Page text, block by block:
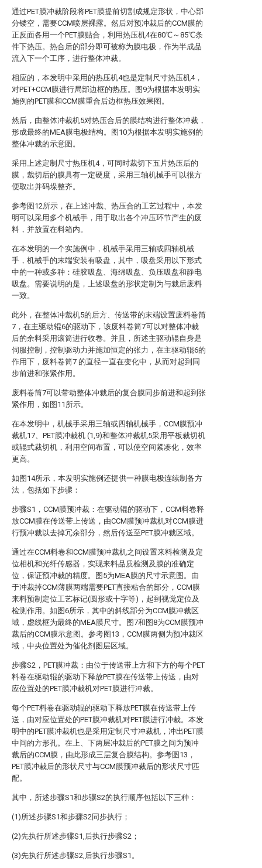
通过PET膜冲裁阶段将PET膜提前切割成规定形状，中心部
分镂空，需要CCM喷层裸露。然后对预冲裁后的CCM膜的
正反面各用一个PET膜贴合，利用热压机4在80℃～85℃条
件下热压。热合后的部分即可被称为膜电极，作为半成品
流入下一个工序，进行整体冲裁。
相应的，本发明中采用的热压机4也是定制尺寸热压机4，
对PET+CCM膜进行局部边框的热压。图9为根据本发明实
施例的PET膜和CCM膜重合后边框热压效果图。
然后，由整体冲裁机5对热压合后的膜结构进行整体冲裁，
形成最终的MEA膜电极结构。图10为根据本发明实施例的
整体冲裁的示意图。
采用上述定制尺寸热压机4，可同时裁切下五片热压后的
膜，裁切后的膜具有一定硬度，采用三轴机械手可以很方
便取出并码垛整齐。
参考图12所示，在上述冲裁、热压合的工艺过程中，本发
明可以采用多个机械手，用于取出各个冲压环节产生的废
料，并放置在料箱内。
在本发明的一个实施例中，机械手采用三轴或四轴机械
手，机械手的末端安装有吸盘，其中，吸盘采用以下形式
中的一种或多种：硅胶吸盘、海绵吸盘、负压吸盘和静电
吸盘。需要说明的是，上述吸盘的形状定制为与裁后废料
一致。
此外，在整体冲裁机5的后方、传送带的末端设置废料卷筒
7，在主驱动辊6的驱动下，该废料卷筒7可以对整体冲裁
后的余料采用滚筒进行收卷。并且，所述主驱动辊自身是
伺服控制，控制驱动力并施加恒定的张力，在主驱动辊6的
作用下，废料卷筒7 的直径一直在变化中，从而对起到同
步前进和张紧作用。
废料卷筒7可以带动整体冲裁后的复合膜同步前进和起到张
紧作用，如图11所示。
在本发明中，机械手采用三轴或四轴机械手，CCM膜预冲
裁机17、PET膜冲裁机 (1,9)和整体冲裁机5采用平板裁切机
或辊式裁切机，利用空间布置，可以使空间紧凑化，效率
更高。
如图14所示，本发明实施例还提供一种膜电极连续制备方
法，包括如下步骤：
步骤S1，CCM膜预冲裁：在驱动辊的驱动下，CCM料卷释
放CCM膜在传送带上传送，由CCM膜预冲裁机对CCM膜进
行预冲裁以去掉冗余部分，然后传送至PET膜冲裁区域。
通过在CCM料卷和CCM膜预冲裁机之间设置来料检测及定
位相机和光纤传感器，实现来料品质检测及膜的准确定
位，保证预冲裁的精度。图5为MEA膜的尺寸示意图。由
于冲裁掉CCM薄膜两端需要PET直接粘合的部分，CCM膜
来料预制定位工艺标记(圆形或十字等)，起到视觉定位及
检测作用。如图6所示，其中的斜线部分为CCM膜冲裁区
域，虚线框为最终的MEA膜尺寸。图7和图8为CCM膜预冲
裁后的CCM膜示意图。参考图13，CCM膜两侧为预冲裁区
域，中央位置处为催化剂图层区域。
步骤S2，PET膜冲裁：由位于传送带上方和下方的每个PET
料卷在驱动辊的驱动下释放PET膜在传送带上传送，由对
应位置处的PET膜冲裁机对PET膜进行冲裁。
每个PET料卷在驱动辊的驱动下释放PET膜在传送带上传
送，由对应位置处的PET膜冲裁机对PET膜进行冲裁。本发
明中的PET膜冲裁机也是采用定制尺寸冲裁机，冲出PET膜
中间的方形孔。在上、下两层冲裁后的PET膜之间为预冲
裁后的CCM膜，由此形成三层复合膜结构。参考图13，
PET膜冲裁后的形状尺寸与CCM膜预冲裁后的形状尺寸匹
配。
其中，所述步骤S1和步骤S2的执行顺序包括以下三种：
(1)所述步骤S1和步骤S2同步执行；
(2)先执行所述步骤S1,后执行步骤S2；
(3)先执行所述步骤S2,后执行步骤S1。